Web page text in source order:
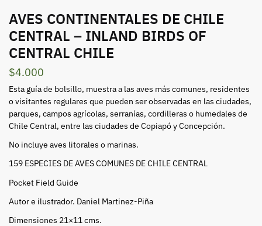
AVES CONTINENTALES DE CHILE
CENTRAL – INLAND BIRDS OF
CENTRAL CHILE
$4.000
Esta guía de bolsillo, muestra a las aves más comunes, residentes
o visitantes regulares que pueden ser observadas en las ciudades,
parques, campos agrícolas, serranías, cordilleras o humedales de
Chile Central, entre las ciudades de Copiapó y Concepción.
No incluye aves litorales o marinas.
159 ESPECIES DE AVES COMUNES DE CHILE CENTRAL
Pocket Field Guide
Autor e ilustrador. Daniel Martinez-Piña
Dimensiones 21×11 cms.